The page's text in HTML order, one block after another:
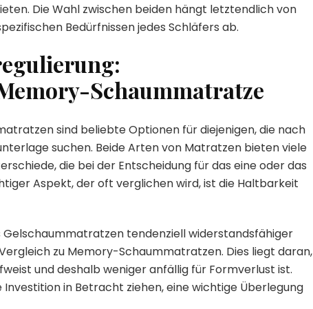
Die Wahl zwischen beiden hängt letztendlich von
Bedürfnissen jedes Schläfers ab.
Schaummatratze
sind beliebte Optionen für diejenigen, die nach
suchen. Beide Arten von Matratzen bieten viele
die bei der Entscheidung für das eine oder das
Aspekt, der oft verglichen wird, ist die Haltbarkeit
Gelschaummatratzen tendenziell widerstandsfähiger
zu Memory-Schaummatratzen. Dies liegt daran,
und deshalb weniger anfällig für Formverlust ist.
in Betracht ziehen, eine wichtige Überlegung